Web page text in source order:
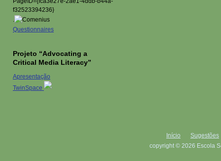
.
Questionnaires
Projeto “Advocating a
Critical Media Literacy”
Apresentação
TwinSpace
Início
Sugestões
copyright © 2026 Escola